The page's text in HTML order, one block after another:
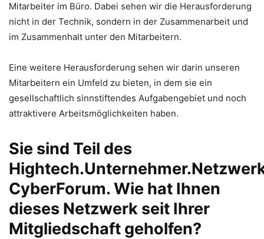
Mitarbeiter im Büro. Dabei sehen wir die Herausforderung
nicht in der Technik, sondern in der Zusammenarbeit und
im Zusammenhalt unter den Mitarbeitern.
Eine weitere Herausforderung sehen wir darin unseren
Mitarbeitern ein Umfeld zu bieten, in dem sie ein
gesellschaftlich sinnstiftendes Aufgabengebiet und noch
attraktivere Arbeitsmöglichkeiten haben.
Sie sind Teil des
CyberForum. Wie hat Ihnen
dieses Netzwerk seit Ihrer
Mitgliedschaft geholfen?